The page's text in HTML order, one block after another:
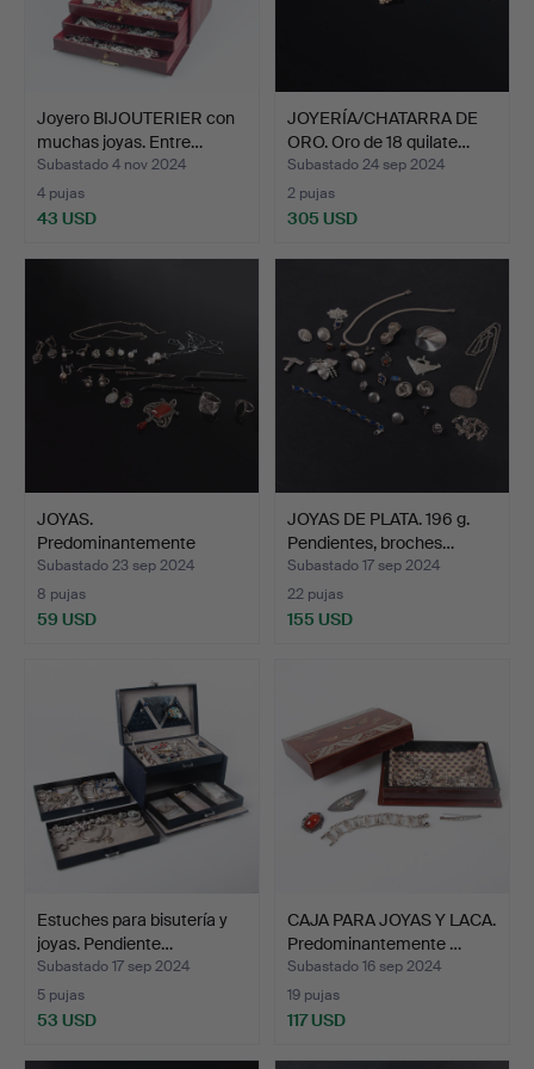
Joyero BIJOUTERIER con
muchas joyas. Entre…
Subastado 4 nov 2024
4 pujas
43 USD
JOYERÍA/CHATARRA DE
ORO. Oro de 18 quilate…
Subastado 24 sep 2024
2 pujas
305 USD
JOYAS.
Predominantemente
plateado. Colgant…
Subastado 23 sep 2024
8 pujas
59 USD
JOYAS DE PLATA. 196 g.
Pendientes, broches…
Subastado 17 sep 2024
22 pujas
155 USD
Estuches para bisutería y
joyas. Pendiente…
Subastado 17 sep 2024
5 pujas
53 USD
CAJA PARA JOYAS Y LACA.
Predominantemente …
Subastado 16 sep 2024
19 pujas
117 USD